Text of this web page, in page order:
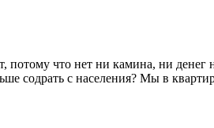
потому что нет ни камина, ни
содрать с населения? Мы в